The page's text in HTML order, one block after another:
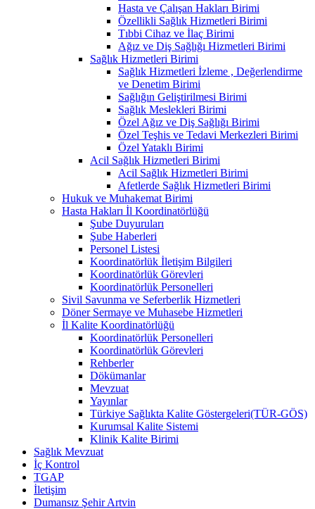
Hasta ve Çalışan Hakları Birimi
Özellikli Sağlık Hizmetleri Birimi
Tıbbi Cihaz ve İlaç Birimi
Ağız ve Diş Sağlığı Hizmetleri Birimi
Sağlık Hizmetleri Birimi
Sağlık Hizmetleri İzleme , Değerlendirme
ve Denetim Birimi
Sağlığın Geliştirilmesi Birimi
Sağlık Meslekleri Birimi
Özel Ağız ve Diş Sağlığı Birimi
Özel Teşhis ve Tedavi Merkezleri Birimi
Özel Yataklı Birimi
Acil Sağlık Hizmetleri Birimi
Acil Sağlık Hizmetleri Birimi
Afetlerde Sağlık Hizmetleri Birimi
Hukuk ve Muhakemat Birimi
Hasta Hakları İl Koordinatörlüğü
Şube Duyuruları
Şube Haberleri
Personel Listesi
Koordinatörlük İletişim Bilgileri
Koordinatörlük Görevleri
Koordinatörlük Personelleri
Sivil Savunma ve Seferberlik Hizmetleri
Döner Sermaye ve Muhasebe Hizmetleri
İl Kalite Koordinatörlüğü
Koordinatörlük Personelleri
Koordinatörlük Görevleri
Rehberler
Dökümanlar
Mevzuat
Yayınlar
Türkiye Sağlıkta Kalite Göstergeleri(TÜR-GÖS)
Kurumsal Kalite Sistemi
Klinik Kalite Birimi
Sağlık Mevzuat
İç Kontrol
TGAP
İletişim
Dumansız Şehir Artvin